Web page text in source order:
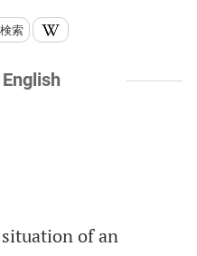
検索
situationofan